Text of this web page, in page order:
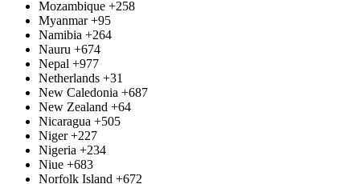
Mozambique +258
Myanmar +95
Namibia +264
Nauru +674
Nepal +977
Netherlands +31
New Caledonia +687
New Zealand +64
Nicaragua +505
Niger +227
Nigeria +234
Niue +683
Norfolk Island +672